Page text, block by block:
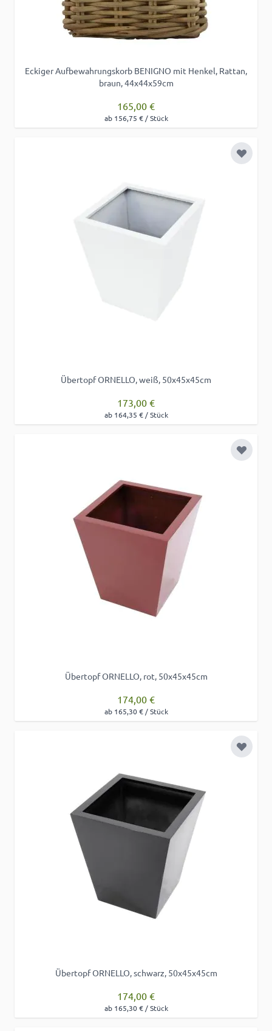
Eckiger Aufbewahrungskorb BENIGNO mit Henkel, Rattan,
braun, 44x44x59cm
165,00 €
ab 156,75 € / Stück
Zur
Übertopf ORNELLO, weiß, 50x45x45cm
173,00 €
ab 164,35 € / Stück
Zur
Übertopf ORNELLO, rot, 50x45x45cm
174,00 €
ab 165,30 € / Stück
Zur
Übertopf ORNELLO, schwarz, 50x45x45cm
174,00 €
ab 165,30 € / Stück